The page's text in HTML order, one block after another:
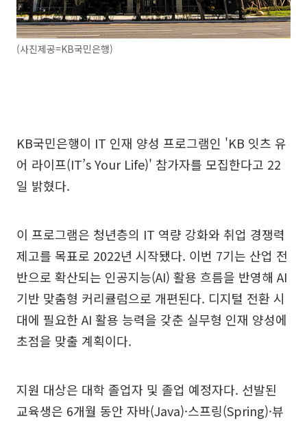
(사진제공=KB국민은행)
KB국민은행이 IT 인재 양성 프로그램인 'KB 잇츠 유
어 라이프(IT’s Your Life)' 참가자를 모집한다고 22
일 밝혔다.
이 프로그램은 청년층의 IT 역량 강화와 취업 경쟁력
제고를 목표로 2022년 시작됐다. 이번 7기는 산업 전
반으로 확산되는 인공지능(AI) 활용 흐름을 반영해 AI
기반 맞춤형 커리큘럼으로 개편된다. 디지털 전환 시
대에 필요한 AI 활용 능력을 갖춘 실무형 인재 양성에
초점을 맞출 계획이다.
지원 대상은 대학 졸업자 및 졸업 예정자다. 선발된
교육생은 6개월 동안 자바(Java)·스프링(Spring)·뷰